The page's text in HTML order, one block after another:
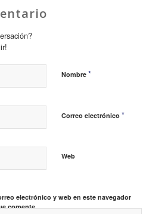
Nombre *
Correo electrónico *
Web
electrónico y web en este navegador
comente.